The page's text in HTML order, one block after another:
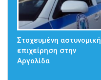
Στοχευμένη αστυνομική
επιχείρηση στην
Αργολίδα